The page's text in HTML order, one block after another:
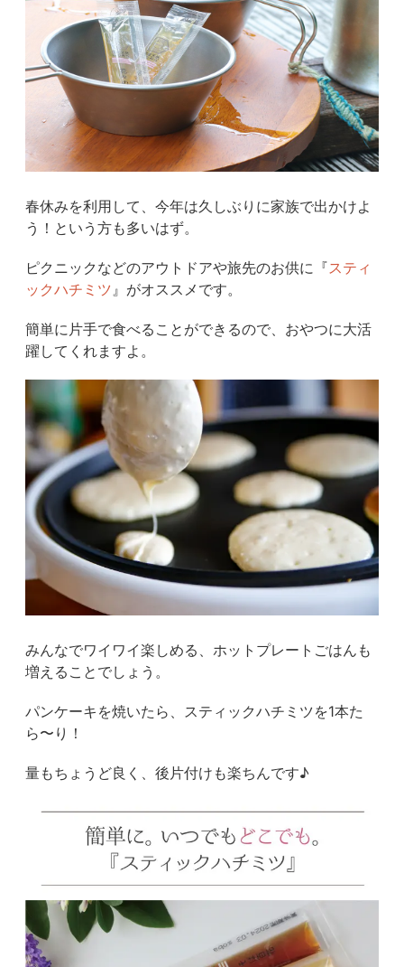
春休みを利用して、今年は久しぶりに家族で出かけよ
う！という方も多いはず。
ピクニックなどのアウトドアや旅先のお供に『スティ
ックハチミツ 』がオススメです。
簡単に片手で食べることができるので、おやつに大活
躍してくれますよ。
みんなでワイワイ楽しめる、ホットプレートごはんも
増えることでしょう。
パンケーキを焼いたら、スティックハチミツを1本た
ら〜り！
量もちょうど良く、後片付けも楽ちんです♪